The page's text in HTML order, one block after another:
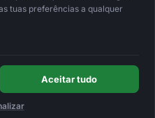
tuas preferências a qualquer
Aceitar tudo